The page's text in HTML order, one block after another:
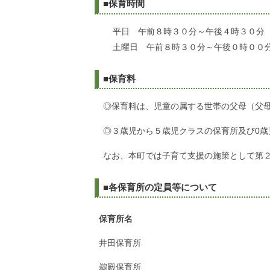
■保育時間
平日 午前８時３０分～午後４時３０分
土曜日 午前８時３０分～午後０時００
■保育料
◎保育料は、児童の属する世帯の父母（父
◎３歳児から５歳児クラスの保育所及び0
なお、本町では子育て支援の施策として第
■各保育所の定員等について
保育所名
井田保育所
鵜殿保育所